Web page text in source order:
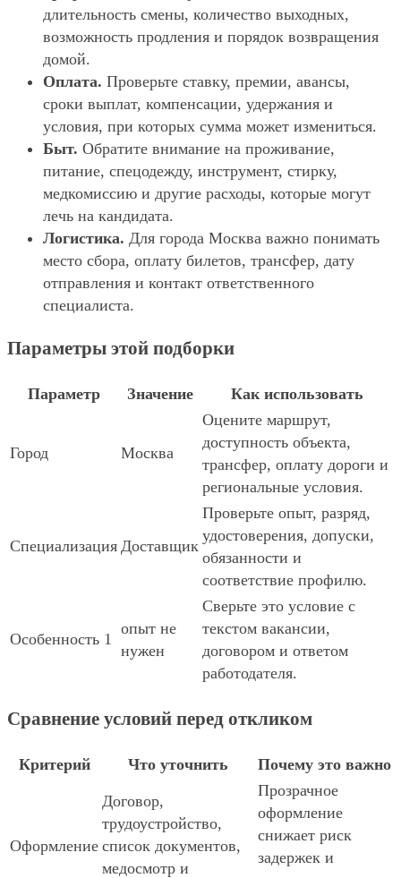
длительность смены, количество выходных,
возможность продления и порядок возвращения
домой.
Оплата. Проверьте ставку, премии, авансы,
сроки выплат, компенсации, удержания и
условия, при которых сумма может измениться.
Быт. Обратите внимание на проживание,
питание, спецодежду, инструмент, стирку,
медкомиссию и другие расходы, которые могут
лечь на кандидата.
Логистика. Для города Москва важно понимать
место сбора, оплату билетов, трансфер, дату
отправления и контакт ответственного
специалиста.
Параметры этой подборки
Параметр Значение Как использовать
Город Москва
Оцените маршрут,
доступность объекта,
трансфер, оплату дороги и
региональные условия.
Специализация Доставщик
Проверьте опыт, разряд,
удостоверения, допуски,
обязанности и
соответствие профилю.
Особенность 1
опыт не
нужен
Сверьте это условие с
текстом вакансии,
договором и ответом
работодателя.
Сравнение условий перед откликом
Критерий Что уточнить Почему это важно
Оформление
Договор,
трудоустройство,
список документов,
медосмотр и
Прозрачное
оформление
снижает риск
задержек и